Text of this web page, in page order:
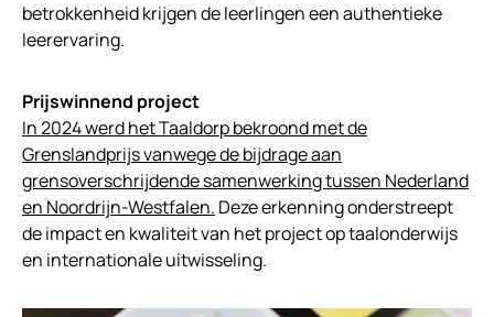
betrokkenheid krijgen de leerlingen een authentieke
leerervaring.
Prijswinnend project
In 2024 werd het Taaldorp bekroond met de
Grenslandprijs vanwege de bijdrage aan
grensoverschrijdende samenwerking tussen Nederland
en Noordrijn-Westfalen. Deze erkenning onderstreept
de impact en kwaliteit van het project op taalonderwijs
en internationale uitwisseling.